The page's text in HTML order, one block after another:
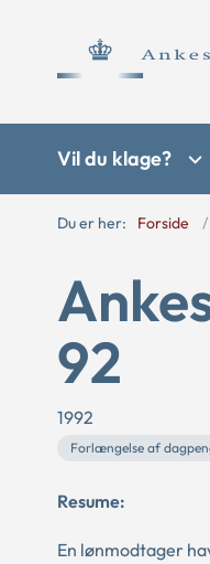
Vil du klage?
Du er her: Forside
92
1992
Forlængelse af
Resume:
En lønmodtager